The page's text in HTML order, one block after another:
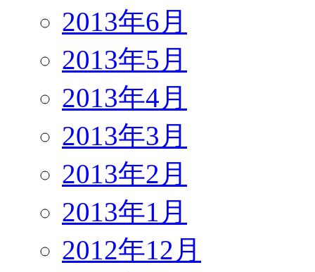
2013年6月
2013年5月
2013年4月
2013年3月
2013年2月
2013年1月
2012年12月